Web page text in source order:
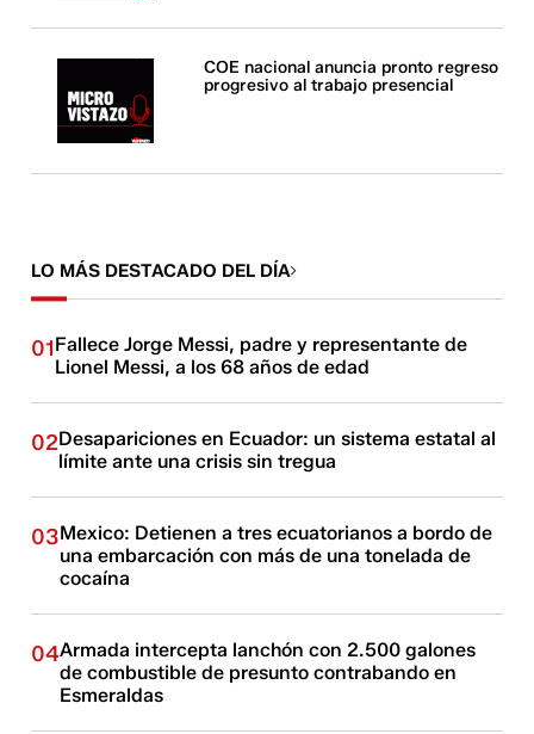
COE nacional anuncia pronto regreso
progresivo al trabajo presencial
LO MÁS DESTACADO DEL DÍA
01Fallece Jorge Messi, padre y representante de
Lionel Messi, a los 68 años de edad
02Desapariciones en Ecuador: un sistema estatal al
límite ante una crisis sin tregua
03Mexico: Detienen a tres ecuatorianos a bordo de
una embarcación con más de una tonelada de
cocaína
04Armada intercepta lanchón con 2.500 galones
de combustible de presunto contrabando en
Esmeraldas